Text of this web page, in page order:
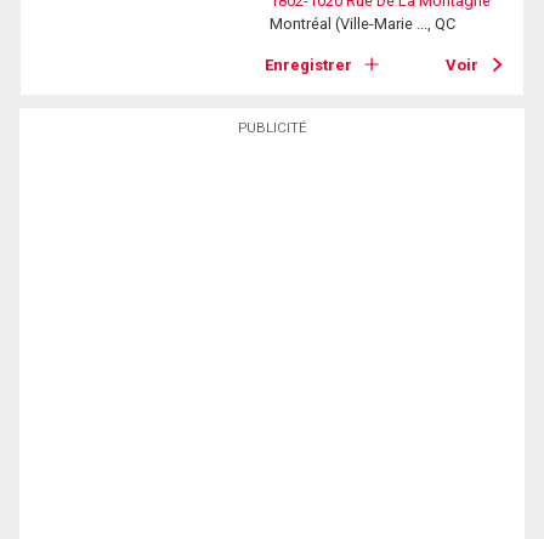
PUBLICITÉ
Montréal (Ville-Marie ..., QC
Enregistrer Voir